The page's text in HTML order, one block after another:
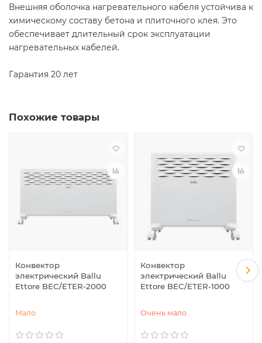
Внешняя оболочка нагревательного кабеля устойчива к
химическому составу бетона и плиточного клея. Это
обеспечивает длительный срок эксплуатации
нагревательных кабелей.
Гарантия 20 лет
Похожие товары
Конвектор
электрический Ballu
Ettore BEC/ETER-2000
Мало
Конвектор
электрический Ballu
Ettore BEC/ETER-1000
Очень мало